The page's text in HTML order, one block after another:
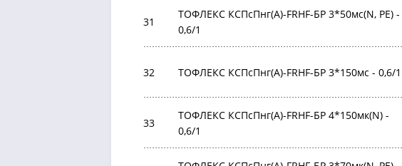
31
ТОФЛЕКС КСПсПнг(А)-FRHF-БР 3*50мс(N, PE) -
0,6/1
32 ТОФЛЕКС КСПсПнг(А)-FRHF-БР 3*150мс - 0,6/1
33
ТОФЛЕКС КСПсПнг(А)-FRHF-БР 4*150мк(N) -
0,6/1